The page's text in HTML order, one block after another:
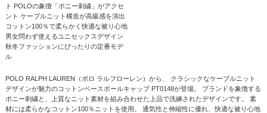
ト POLOの象徴「ポニー刺繍」がアクセ
ント ケーブルニット構造が高級感を演出
コットン100％で柔らかく快適な被り心地
男女問わず使えるユニセックスデザイン
秋冬ファッションにぴったりの定番モデ
ル
POLO RALPH LAUREN（ポロ ラルフローレン）から、 クラシックなケーブルニット
デザインが魅力のコットンベースボールキャップ PT0148が登場。 ブランドを象徴する
ポニー刺繍と、上質なニット素材を組み合わせた上品で洗練されたデザインです。 素
材には柔らかなコットン100％ニットを使用。 通気性と伸縮性に優れ、快適な被り心地